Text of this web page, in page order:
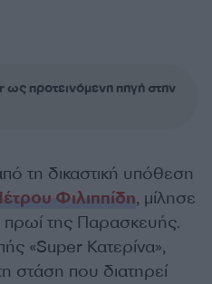
προτεινόμενη πηγή στην
τη δικαστική υπόθεση
Φιλιππίδη, μίλησε
πρωί της Παρασκευής.
«Super Κατερίνα»,
στάση που διατηρεί